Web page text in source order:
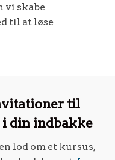
vi skabe
til at løse
til
din indbakke
lod om et kursus,